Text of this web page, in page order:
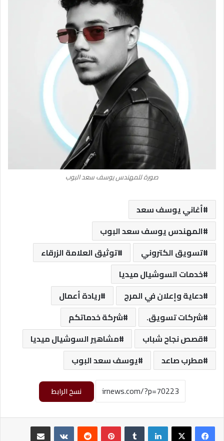
صورة للمهندس يوسف سعد البوب
أغاني يوسف سعد
المهندس يوسف سعد البوب
تسويق الكتروني
توثيق العلامة الزرقاء
خدمات السوشيال ميديا
دعاية وإعلان في المرج
ريادة أعمال
شركات تسويق.
شركة خدماتكم
قصص نجاح شباب
مشاهير السوشيال ميديا
مطرب صاعد
يوسف سعد البوب
نسخ الرابط
لينكدإن بينتيريست